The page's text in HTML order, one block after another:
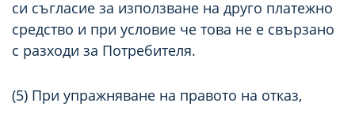
си съгласие за използване на друго платежно
средство и при условие че това не е свързано
с разходи за Потребителя.
(5) При упражняване на правото на отказ,